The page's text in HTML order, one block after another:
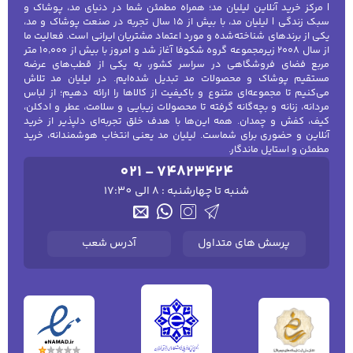
کفش مردانه شال و کلاه مردانه چتر مردانه
لباس زیر و راحتی
لباس زیر مردانه لباس راحتی مردانه
گرم نگه داشتن شما، استایل جذابی به شما
می‌بخشند.
شال و روسری‌های ضخیم:شال‌های بلند و
روسری‌های بافتنی یا پشمی می‌توانند نه تنها
شما را در برابر سرما محافظت کنند بلکه به
استایل شما یک لایه جذاب و شیک اضافه
کنند.
بوت‌های بلند:بوت‌های زمستانی با طراحی‌های
مختلف، علاوه بر اینکه از پاهای شما در برابر
سرما محافظت می‌کنند، به زیبایی و شیک
بودن استایل شما نیز می‌افزایند.
اکسسوری زنانه تابستانه
کلاه‌های حصیری تابستانی برای محافظت از
شما در برابر آفتاب، به علاوه افزودن یک لایه
جذاب به استایل تابستانی شما بسیار مناسب
| مرکز خرید آنلاین لیلیان مد؛ همراه مطمئن شما در دنیای مد، پوشاک و
سبک زندگی | لیلیان مد، با بیش از ۱۵ سال تجربه در صنعت پوشاک و مد،
یکی از برندهای شناخته‌شده و مورد اعتماد مشتریان ایرانی است. فعالیت ما
از سال ۲۰۰۸ زیرمجموعه گروه شکوفا آغاز شد و امروز با بیش از ۱۰٬۰۰۰ متر
مربع فضای فروشگاهی در سراسر کشور، به یکی از قطب‌های عرضه
مستقیم پوشاک و محصولات مد تبدیل شده‌ایم. در لیلیان مد تلاش
می‌کنیم تا مجموعه‌ای متنوع و باکیفیت از کالاها را ارائه دهیم؛ از لباس
مردانه، زنانه و بچه‌گانه گرفته تا محصولات زیبایی و سلامت، عطر و ادکلن،
کیف، کفش و چمدان. همه این‌ها با هدف خلق تجربه‌ای دلپذیر از خرید
آنلاین و حضوری برای شماست. لیلیان مد یعنی انتخاب هوشمندانه، خرید
مطمئن و استایل ماندگار.
021 - 74823424
شنبه تا چهارشنبه : 8 الی 17:30
پرسش های متداول آدرس شعب